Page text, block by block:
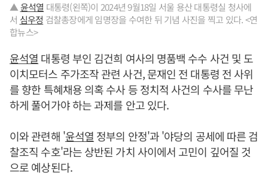
▲윤석열 대통령(왼쪽)이 2024년 9월18일 서울 용산 대통령실 청사에
서 심우정 검찰총장에게 임명장을 수여한 뒤 기념 사진을 찍고 있다. <연
합뉴스>
윤석열 대통령 부인 김건희 여사의 명품백 수수 사건 및 도
이치모터스 주가조작 관련 사건, 문재인 전 대통령 전 사위
를 향한 특혜채용 의혹 수사 등 정치적 사건의 수사를 무난
하게 풀어가야 하는 과제를 안고 있다.
이와 관련해 '윤석열 정부의 안정'과 '야당의 공세에 따른 검
찰조직 수호'라는 상반된 가치 사이에서 고민이 깊어질 것
으로 예상된다.